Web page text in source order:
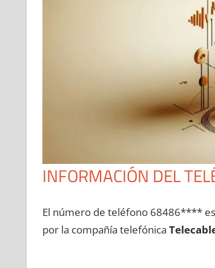
INFORMACIÓN DEL
El número dе teléfono 68486****
pοr la compañía telefónica